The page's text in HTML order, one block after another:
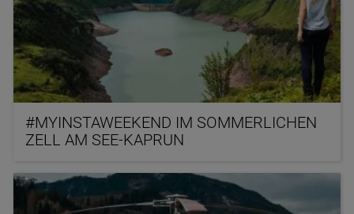
#MYINSTAWEEKEND IM SOMMERLICHEN
ZELL AM SEE-KAPRUN